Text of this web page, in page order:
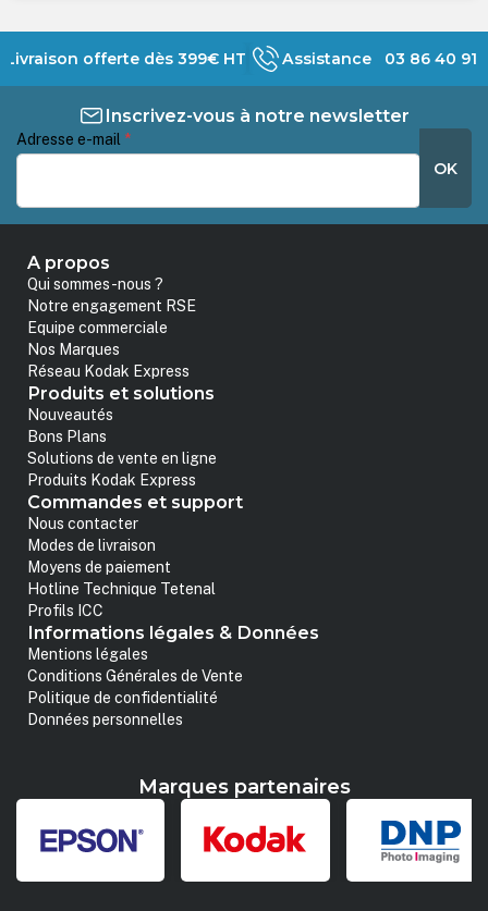
Livraison offerte dès 399€ HT Assistance 03 86 40 91
Inscrivez-vous à notre newsletter
Adresse e-mail *
OK
A propos
Qui sommes-nous ?
Notre engagement RSE
Equipe commerciale
Nos Marques
Réseau Kodak Express
Produits et solutions
Nouveautés
Bons Plans
Solutions de vente en ligne
Produits Kodak Express
Commandes et support
Nous contacter
Modes de livraison
Moyens de paiement
Hotline Technique Tetenal
Profils ICC
Informations légales & Données
Mentions légales
Conditions Générales de Vente
Politique de confidentialité
Données personnelles
Marques partenaires